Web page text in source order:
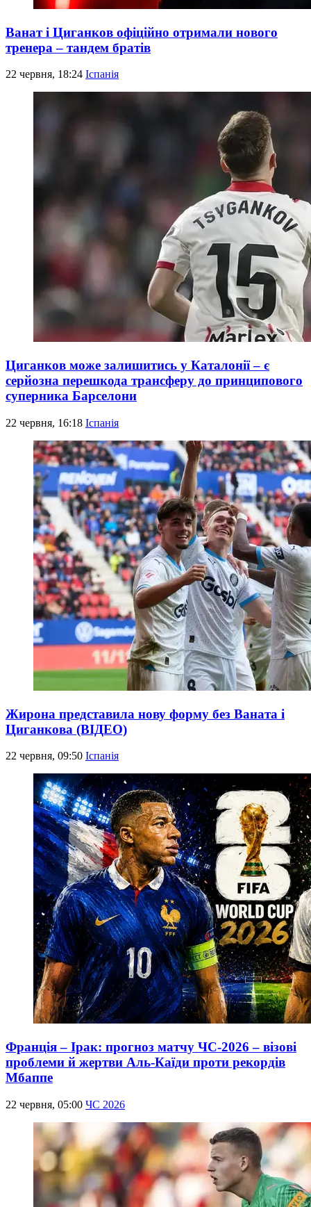
Ванат і Циганков офіційно отримали нового
тренера – тандем братів
22 червня, 18:24 Іспанія
Циганков може залишитись у Каталонії – є
серйозна перешкода трансферу до принципового
суперника Барселони
22 червня, 16:18 Іспанія
Жирона представила нову форму без Ваната і
Циганкова (ВІДЕО)
22 червня, 09:50 Іспанія
Франція – Ірак: прогноз матчу ЧС-2026 – візові
проблеми й жертви Аль-Каїди проти рекордів
Мбаппе
22 червня, 05:00 ЧС 2026